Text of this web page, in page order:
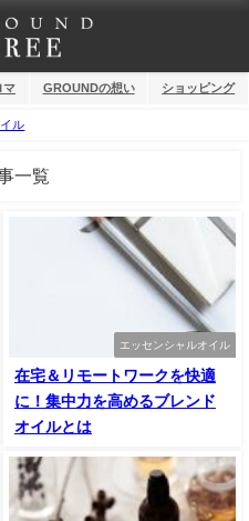
マ GROUNDの想い ショッピング
ル
一覧
エッセンシャルオイル
在宅＆リモートワークを快適
に！集中力を高めるブレンド
オイルとは